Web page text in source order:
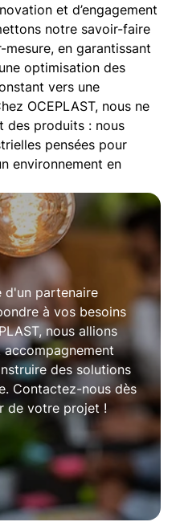
et d’engagement
notre savoir-faire
en garantissant
optimisation des
vers une
OCEPLAST, nous ne
des produits : nous
pensées pour
environnement en
d'un partenaire
à vos besoins
nous allions
des solutions
Contactez-nous dès
de votre projet !